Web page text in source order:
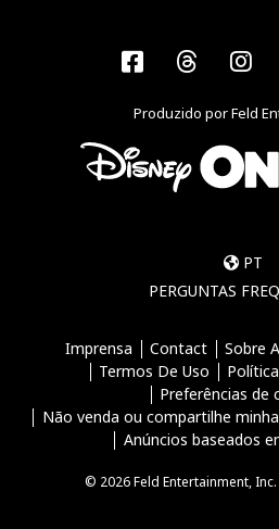
Facebook
Produzido por Feld
PT
PERGUNTAS
Imprensa Contact
Sobre
Termos De Uso
Preferências de
Não venda ou compartilhe
Anúncios baseados
© 2026 Feld Entertainment,